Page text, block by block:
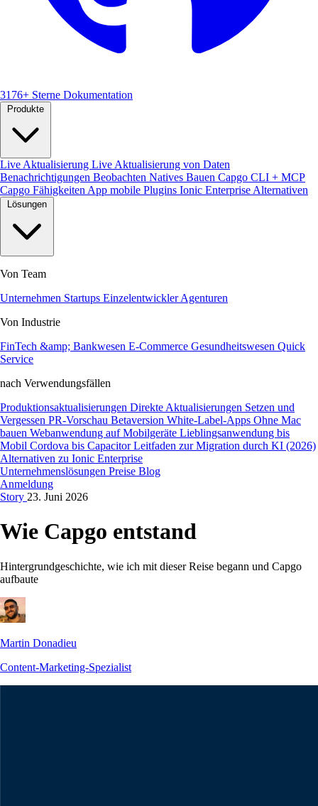
3176+ Sterne Dokumentation
Produkte
Live Aktualisierung Live Aktualisierung von Daten
Benachrichtigungen Beobachten Natives Bauen Capgo CLI + MCP
Capgo Fähigkeiten App mobile Plugins Ionic Enterprise Alternativen
Lösungen
Von Team
Unternehmen Startups EinzelentwicklerAgenturen
Von Industrie
FinTech &amp; Bankwesen E-Commerce Gesundheitswesen Quick
Service
nach Verwendungsfällen
Produktionsaktualisierungen Direkte Aktualisierungen Setzen und
Vergessen PR-Vorschau Betaversion White-Label-Apps Ohne Mac
bauen Webanwendung auf Mobilgeräte Lieblingsanwendung bis
Mobil Cordova bis CapacitorLeitfaden zur Migration durch KI (2026)
Alternativen zu Ionic Enterprise
Unternehmenslösungen Preise Blog
Anmeldung
Story 23. Juni 2026
Wie Capgo entstand
Hintergrundgeschichte, wie ich mit dieser Reise begann und Capgo
aufbaute
Martin Donadieu
Content-Marketing-Spezialist